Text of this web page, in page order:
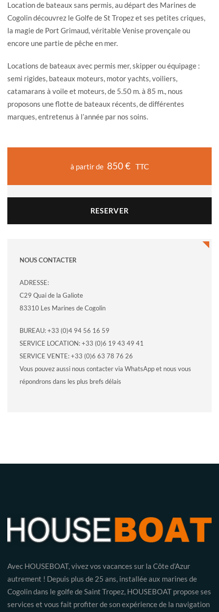
Location de bateaux sans permis, au départ des Marines de
Cogolin découvrez le Golfe de St Tropez et ses petites criques,
la magie de Port Grimaud, véritable Venise provençale ou
encore une partie de pêche en mer.
Locations de bateaux avec permis mer, skipper ou équipage :
semi rigides, bateaux moteurs, motor yachts, voiliers,
catamarans à voile et moteurs, de 5.50 m. à 85 m., nous
proposons une flotte de bateaux récents, de différentes
marques, entretenus à l’année par nos soins.
à partir de 850 € TTC
RESERVER
NOUS CONTACTER
ADRESSE:
C29 Quai de la Galiote
83310 Les Marines de Cogolin
BUREAU: +33 (0)4 94 56 16 59
SERVICE LOCATION: +33 (0)6 19 43 49 41
SERVICE VENTE: +33 (0)6 63 78 76 26
Vous pouvez aussi nous contacter via WhatsApp et nous vous
répondrons dans les plus brefs délais
Avec HOUSEBOAT, vivez vos vacances sur la Côte d’Azur
autrement ! Depuis plus de 25 ans, installée aux marines de
Cogolin dans le golfe de Saint Tropez, HOUSEBOAT propose ses
services et vous fait profiter de son expérience de la navigation